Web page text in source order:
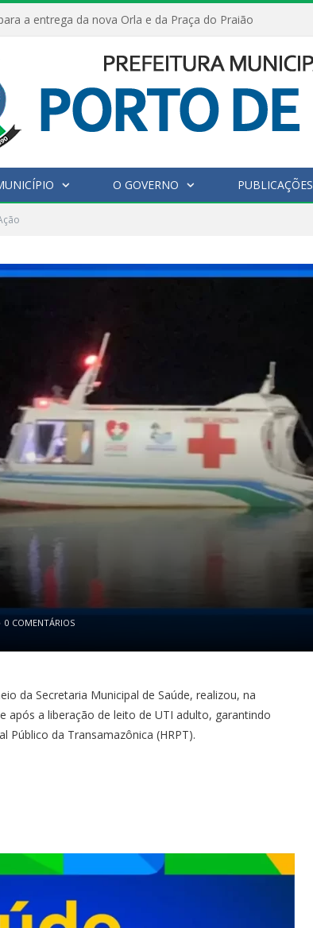
a entrega da nova Orla e da Praça do Praião
O GOVERNO PUBLICAÇÕES
0 COMENTÁRIOS
da Secretaria Municipal de Saúde, realizou, na
após a liberação de leito de UTI adulto, garantindo
Público da Transamazônica (HRPT).